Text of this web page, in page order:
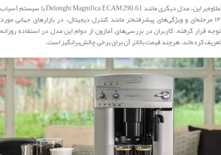
علاوه‌بر این، مدل دیگری مانند Delonghi Magnifica ECAM 290.61 با سیستم آسیاب
۱۴ مرحله‌ای و ویژگی‌های پیشرفته‌تر مانند کنترل دیجیتال، در بازارهای جهانی مورد
توجه قرار گرفته. کاربران در بررسی‌های آمازون از دوام این مدل در استفاده روزانه
تعریف کرده‌اند، هرچند قیمت بالاتر آن برای برخی چالش‌برانگیز است.